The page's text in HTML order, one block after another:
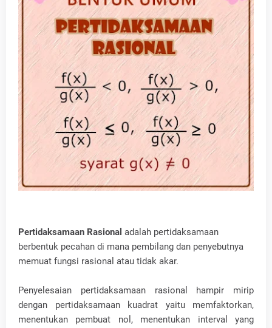
Pertidaksamaan Rasional adalah pertidaksamaan
berbentuk pecahan di mana pembilang dan penyebutnya
memuat fungsi rasional atau tidak akar.
Penyelesaian pertidaksamaan rasional hampir mirip
dengan pertidaksamaan kuadrat yaitu memfaktorkan,
menentukan pembuat nol, menentukan interval yang